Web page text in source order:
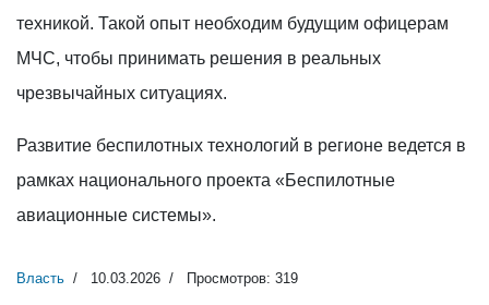
техникой. Такой опыт необходим будущим офицерам
МЧС, чтобы принимать решения в реальных
чрезвычайных ситуациях.
Развитие беспилотных технологий в регионе ведется в
рамках национального проекта «Беспилотные
авиационные системы».
Власть 10.03.2026 Просмотров: 319